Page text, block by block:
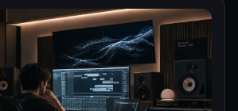
billeder til zero-shot
udsendelsesklare scener.